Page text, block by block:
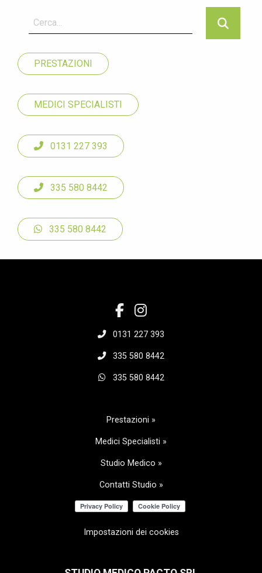
PRESTAZIONI
MEDICI SPECIALISTI
0131 227 393
335 580 8442
335 580 8442
0131 227 393
335 580 8442
335 580 8442
Prestazioni »
Medici Specialisti »
Studio Medico »
Contatti Studio »
Impostazioni dei cookies